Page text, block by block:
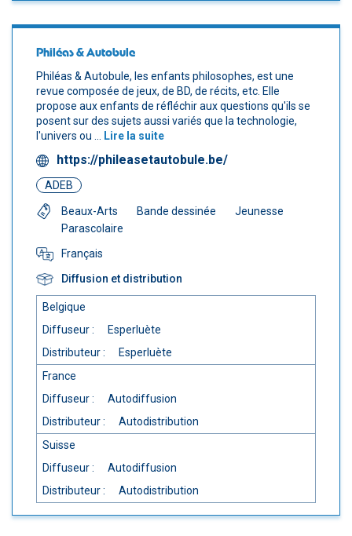
Philéas & Autobule
Philéas & Autobule, les enfants philosophes, est une
revue composée de jeux, de BD, de récits, etc. Elle
propose aux enfants de réfléchir aux questions qu'ils se
posent sur des sujets aussi variés que la technologie,
l'univers ou ... Lire la suite
https://phileasetautobule.be/
ADEB
Beaux-Arts Bande dessinée
Jeunesse
Parascolaire
Français
Diffusion et distribution
Belgique
Diffuseur :
Esperluète
Distributeur :
Esperluète
France
Diffuseur :
Autodiffusion
Distributeur :
Autodistribution
Suisse
Diffuseur :
Autodiffusion
Distributeur :
Autodistribution